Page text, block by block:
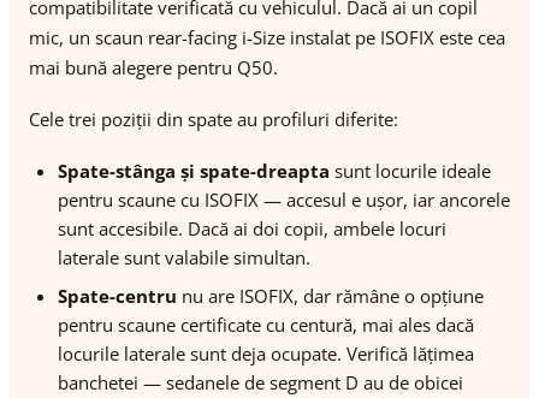
compatibilitate verificată cu vehiculul. Dacă ai un copil
mic, un scaun rear-facing i-Size instalat pe ISOFIX este cea
mai bună alegere pentru Q50.
Cele trei poziții din spate au profiluri diferite:
Spate-stânga și spate-dreapta sunt locurile ideale
pentru scaune cu ISOFIX — accesul e ușor, iar ancorele
sunt accesibile. Dacă ai doi copii, ambele locuri
laterale sunt valabile simultan.
Spate-centru nu are ISOFIX, dar rămâne o opțiune
pentru scaune certificate cu centură, mai ales dacă
locurile laterale sunt deja ocupate. Verifică lățimea
banchetei — sedanele de segment D au de obicei